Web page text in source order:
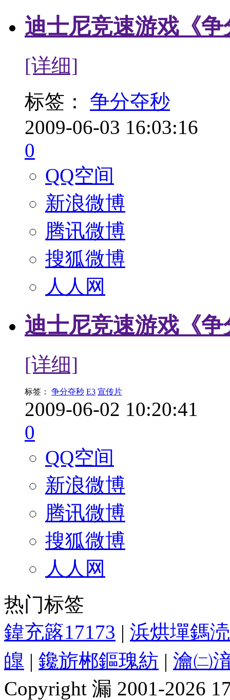
迪士尼竞速游戏《
[详细]
标签：
争分夺秒
2009-06-03 16:03:16
0
QQ空间
新浪微博
腾讯微博
搜狐微博
人人网
迪士尼竞速游戏《
[详细]
标签： 争分夺秒 E3 宣传片
2009-06-02 10:20:41
0
QQ空间
新浪微博
腾讯微博
搜狐微博
人人网
热门标签
鍏充簬17173 | 浜烘墠鎷
皥 | 鑱旂郴鏂瑰紡 | 瀹㈡
Copyright 漏 2001-2026